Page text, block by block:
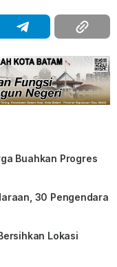
Buahkan Progres
30 Pengendara
Lokasi